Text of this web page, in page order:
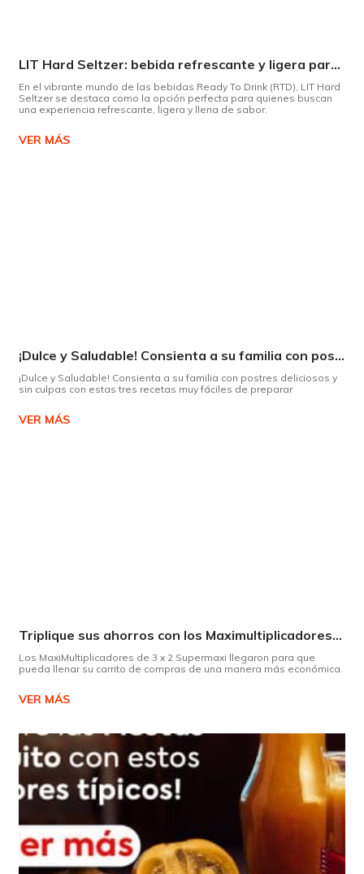
LIT Hard Seltzer: bebida refrescante y ligera para disfrutar de este verano
En el vibrante mundo de las bebidas Ready To Drink (RTD), LIT Hard
Seltzer se destaca como la opción perfecta para quienes buscan
una experiencia refrescante, ligera y llena de sabor.
VER MÁS
¡Dulce y Saludable! Consienta a su familia con postres deliciosos y sin culpas
¡Dulce y Saludable! Consienta a su familia con postres deliciosos y
sin culpas con estas tres recetas muy fáciles de preparar
VER MÁS
Triplique sus ahorros con los Maximultiplicadores de Supermaxi
Los MaxiMultiplicadores de 3 x 2 Supermaxi llegaron para que
pueda llenar su carrito de compras de una manera más económica.
VER MÁS